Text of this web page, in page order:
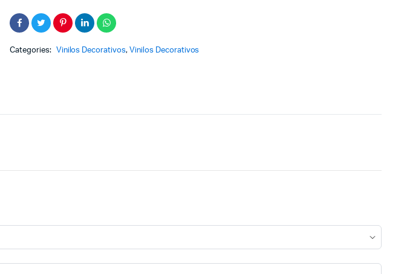
Categories: Vinilos Decorativos,Vinilos Decorativos